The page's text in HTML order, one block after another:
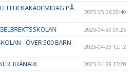
I FLICKAKADEMIDAG PÅ
2025-05-06 20:40
2025-04-30 09:25
- ÖVER 500 BARN
2025-04-29 12:12
TRÄNARE 2025-04-28 13:20